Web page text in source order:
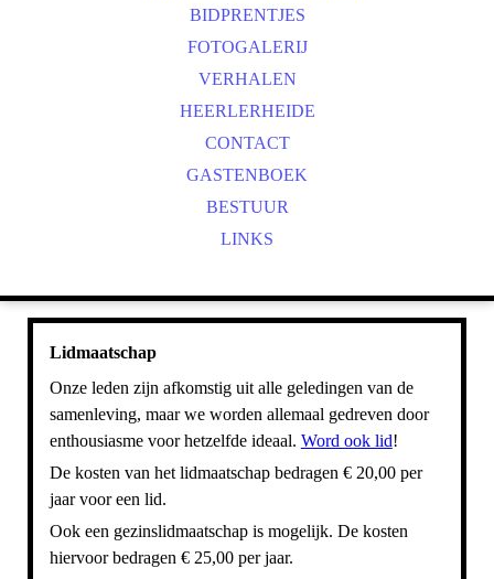
BIDPRENTJES
FOTOGALERIJ
VERHALEN
HEERLERHEIDE
CONTACT
GASTENBOEK
BESTUUR
LINKS
Lidmaatschap
Onze leden zijn afkomstig uit alle geledingen van de
samenleving, maar we worden allemaal gedreven door
enthousiasme voor hetzelfde ideaal. Word ook lid!
De kosten van het lidmaatschap bedragen € 20,00 per
jaar voor een lid.
Ook een gezinslidmaatschap is mogelijk. De kosten
hiervoor bedragen € 25,00 per jaar.